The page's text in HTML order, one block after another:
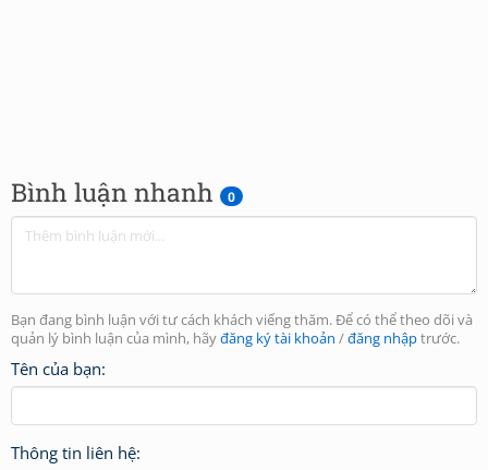
Bình luận nhanh 0
Bạn đang bình luận với tư cách khách viếng thăm. Để có thể theo dõi và
quản lý bình luận của mình, hãyđăng ký tài khoản /đăng nhậptrước.
Tên của bạn:
Thông tin liên hệ: